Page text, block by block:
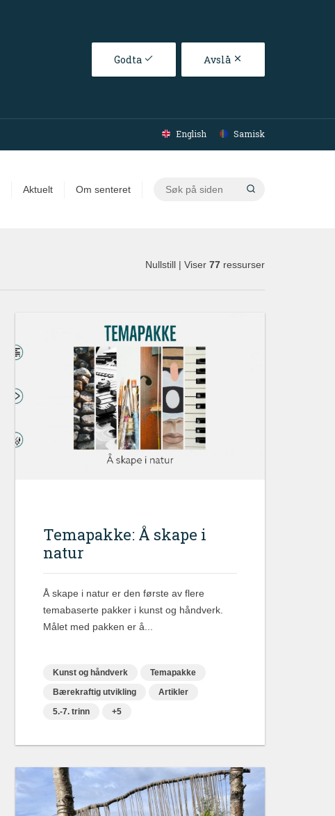
Godta Avslå
English Samisk
Aktuelt Om senteret
Søk
Nullstill | Viser77 ressurser
Temapakke: Å skape i
natur
Å skape i natur er den første av flere
temabaserte pakker i kunst og håndverk.
Målet med pakken er å...
Kunst og håndverk
Temapakke
Bærekraftig utvikling
Artikler
5.-7. trinn
+5